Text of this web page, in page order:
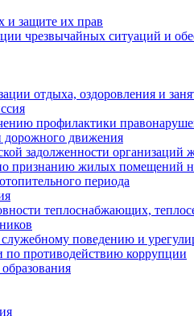
и защите их прав
чрезвычайных ситуаций и
отдыха, оздоровления и
профилактики
дорожного движения
задолженности
признанию жилых помещений
периода
теплоснабжающих,
поведению и
по противодействию коррупции